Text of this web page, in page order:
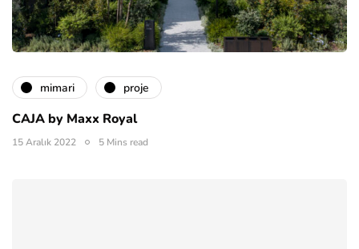
mimari proje
CAJA by Maxx Royal
15 Aralık 2022 5 Mins read